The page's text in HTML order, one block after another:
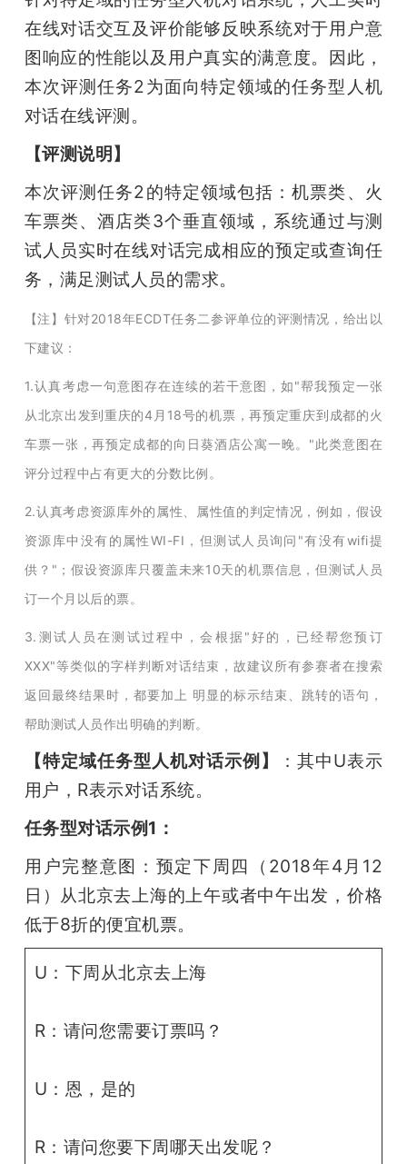
在线对话交互及评价能够反映系统对于用户意
图响应的性能以及用户真实的满意度。因此，
本次评测任务2为面向特定领域的任务型人机
对话在线评测。
【评测说明】
本次评测任务2的特定领域包括：机票类、火
车票类、酒店类3个垂直领域，系统通过与测
试人员实时在线对话完成相应的预定或查询任
务，满足测试人员的需求。
【注】针对2018年ECDT任务二参评单位的评测情况，给出以
下建议：
1.认真考虑一句意图存在连续的若干意图，如"帮我预定一张
从北京出发到重庆的4月18号的机票，再预定重庆到成都的火
车票一张，再预定成都的向日葵酒店公寓一晚。"此类意图在
评分过程中占有更大的分数比例。
2.认真考虑资源库外的属性、属性值的判定情况，例如，假设
资源库中没有的属性WI-FI，但测试人员询问"有没有wifi提
供？"；假设资源库只覆盖未来10天的机票信息，但测试人员
订一个月以后的票。
3.测试人员在测试过程中，会根据"好的，已经帮您预订
XXX"等类似的字样判断对话结束，故建议所有参赛者在搜索
返回最终结果时，都要加上 明显的标示结束、跳转的语句，
帮助测试人员作出明确的判断。
【特定域任务型人机对话示例】
：其中U表示
用户，R表示对话系统。
任务型对话示例1：
用户完整意图：预定下周四（2018年4月12
日）从北京去上海的上午或者中午出发，价格
低于8折的便宜机票。
U：下周从北京去上海
R：请问您需要订票吗？
U：恩，是的
R：请问您要下周哪天出发呢？